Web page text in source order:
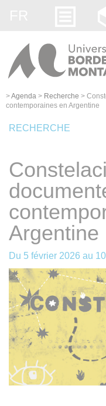
>Agenda > Recherche >
contemporaines en Argentine
RECHERCHE
Argentine
Du 5 février 2026 au